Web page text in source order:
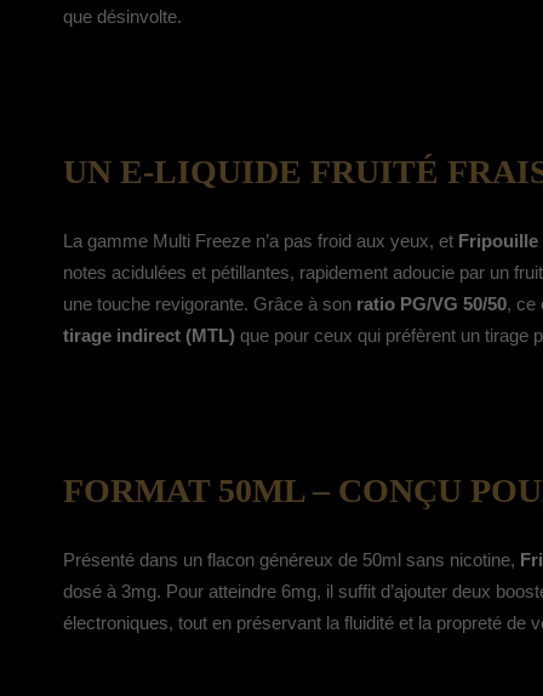
que désinvolte.
UN E-LIQUIDE FRUITÉ
La gamme Multi Freeze n’a pas froid aux yeux, et Fripouille
notes acidulées et pétillantes, rapidement adoucie par un
une touche revigorante. Grâce à son ratio PG/VG 50/50, ce
tirage indirect (MTL) que pour ceux qui préfèrent un tirage
FORMAT 50ML – CONÇU
Présenté dans un flacon généreux de 50ml sans nicotine,
dosé à 3mg. Pour atteindre 6mg, il suffit d’ajouter deux
électroniques, tout en préservant la fluidité et la propreté de